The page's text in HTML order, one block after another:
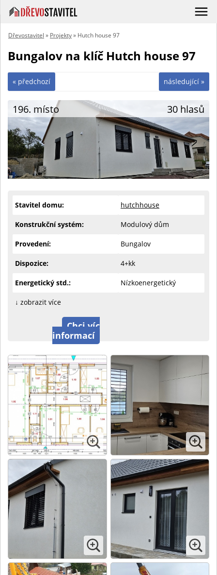
Dřevostavitel » Projekty» Hutch house 97
Bungalov na klíč Hutch house 97
následující »
« předchozí
196. místo 30 hlasů
Stavitel domu: hutchhouse
Konstrukční systém: Modulový dům
Provedení: Bungalov
Dispozice: 4+kk
Energetický std.: Nízkoenergetický
↓ zobrazit více
Chci víc
informací